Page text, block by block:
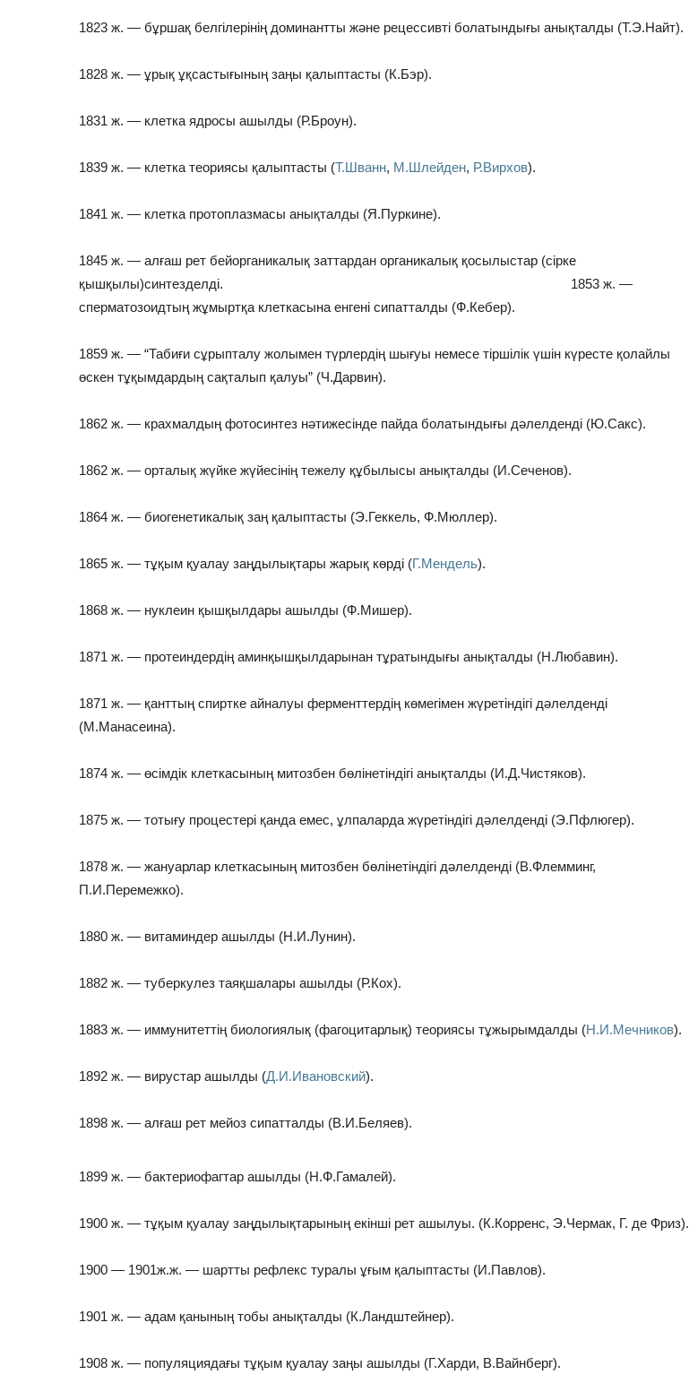
1823 ж. — бұршақ белгілерінің доминантты және рецессивті болатындығы анықталды (Т.Э.Найт).
1828 ж. — ұрық ұқсастығының заңы қалыптасты (К.Бэр).
1831 ж. — клетка ядросы ашылды (Р.Броун).
1839 ж. — клетка теориясы қалыптасты (Т.Шванн, М.Шлейден, Р.Вирхов).
1841 ж. — клетка протоплазмасы анықталды (Я.Пуркине).
1845 ж. — алғаш рет бейорганикалық заттардан органикалық қосылыстар (сірке
қышқылы)синтезделді. 1853 ж. —
сперматозоидтың жұмыртқа клеткасына енгені сипатталды (Ф.Кебер).
1859 ж. — “Табиғи сұрыпталу жолымен түрлердің шығуы немесе тіршілік үшін күресте қолайлы
өскен тұқымдардың сақталып қалуы” (Ч.Дарвин).
1862 ж. — крахмалдың фотосинтез нәтижесінде пайда болатындығы дәлелденді (Ю.Сакс).
1862 ж. — орталық жүйке жүйесінің тежелу құбылысы анықталды (И.Сеченов).
1864 ж. — биогенетикалық заң қалыптасты (Э.Геккель, Ф.Мюллер).
1865 ж. — тұқым қуалау заңдылықтары жарық көрді (Г.Мендель).
1868 ж. — нуклеин қышқылдары ашылды (Ф.Мишер).
1871 ж. — протеиндердің аминқышқылдарынан тұратындығы анықталды (Н.Любавин).
1871 ж. — қанттың спиртке айналуы ферменттердің көмегімен жүретіндігі дәлелденді
(М.Манасеина).
1874 ж. — өсімдік клеткасының митозбен бөлінетіндігі анықталды (И.Д.Чистяков).
1875 ж. — тотығу процестері қанда емес, ұлпаларда жүретіндігі дәлелденді (Э.Пфлюгер).
1878 ж. — жануарлар клеткасының митозбен бөлінетіндігі дәлелденді (В.Флемминг,
П.И.Перемежко).
1880 ж. — витаминдер ашылды (Н.И.Лунин).
1882 ж. — туберкулез таяқшалары ашылды (Р.Кох).
1883 ж. — иммунитеттің биологиялық (фагоцитарлық) теориясы тұжырымдалды (Н.И.Мечников).
1892 ж. — вирустар ашылды (Д.И.Ивановский).
1898 ж. — алғаш рет мейоз сипатталды (В.И.Беляев).
1899 ж. — бактериофагтар ашылды (Н.Ф.Гамалей).
1900 ж. — тұқым қуалау заңдылықтарының екінші рет ашылуы. (К.Корренс, Э.Чермак, Г. де Фриз).
1900 — 1901ж.ж. — шартты рефлекс туралы ұғым қалыптасты (И.Павлов).
1901 ж. — адам қанының тобы анықталды (К.Ландштейнер).
1908 ж. — популяциядағы тұқым қуалау заңы ашылды (Г.Харди, В.Вайнберг).